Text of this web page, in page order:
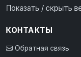
Показать / скрыть
КОНТАКТЫ
Обратная связь